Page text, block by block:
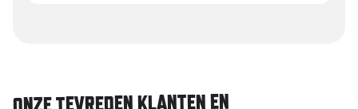
ONZE TEVREDEN KLANTEN EN